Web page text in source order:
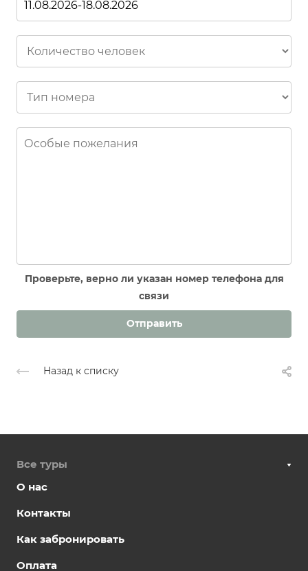
Проверьте, верно ли указан номер телефона для
связи
Отправить
Назад к списку
Все туры
О нас
Контакты
Как забронировать
Оплата